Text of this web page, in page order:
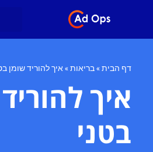
דף הבית»בריאות»איך להוריד שומן
איך
בטני